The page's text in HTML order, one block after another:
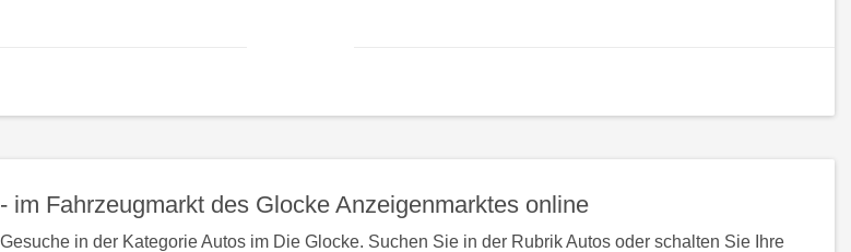
oben
im Fahrzeugmarkt des Glocke Anzeigenmarktes online
in der Kategorie Autos im Die Glocke. Suchen Sie in der Rubrik Autos oder schalten Sie Ihre